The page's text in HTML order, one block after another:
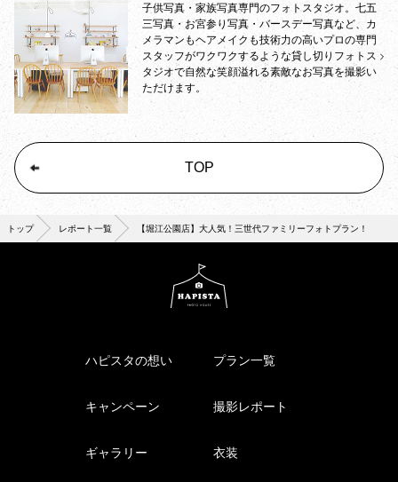
子供写真・家族写真専門のフォトスタジオ。七五
三写真・お宮参り写真・バースデー写真など、カ
メラマンもヘアメイクも技術力の高いプロの専門
スタッフがワクワクするような貸し切りフォトス
タジオで自然な笑顔溢れる素敵なお写真を撮影い
ただけます。
TOP
トップ レポート一覧 【堀江公園店】大人気！三世代ファミリーフォトプラン！
ハピスタの想い プラン一覧
キャンペーン 撮影レポート
ギャラリー 衣装